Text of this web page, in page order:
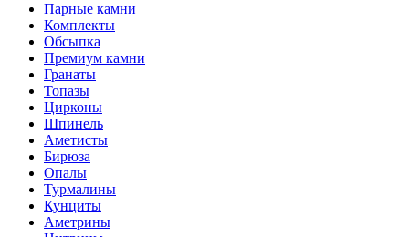
Парные камни
Комплекты
Обсыпка
Премиум камни
Гранаты
Топазы
Цирконы
Шпинель
Аметисты
Бирюза
Опалы
Турмалины
Кунциты
Аметрины